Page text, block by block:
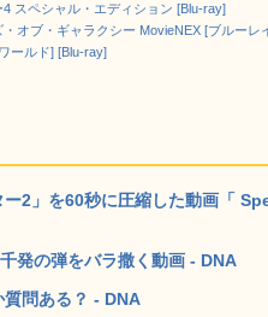
4 スペシャル・エディション [Blu-ray]
・オブ・ギャラクシー MovieNEX [ブルー
ールド] [Blu-ray]
ー2」を60秒に圧縮した動画「
発の弾をバラ撒く動画 - DNA
問ある？ - DNA